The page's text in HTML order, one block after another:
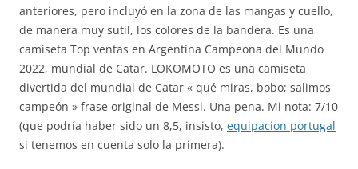
anteriores, pero incluyó en la zona de las mangas y cuello,
de manera muy sutil, los colores de la bandera. Es una
camiseta Top ventas en Argentina Campeona del Mundo
2022, mundial de Catar. LOKOMOTO es una camiseta
divertida del mundial de Catar « qué miras, bobo; salimos
campeón » frase original de Messi. Una pena. Mi nota: 7/10
(que podría haber sido un 8,5, insisto, equipacion portugal
si tenemos en cuenta solo la primera).